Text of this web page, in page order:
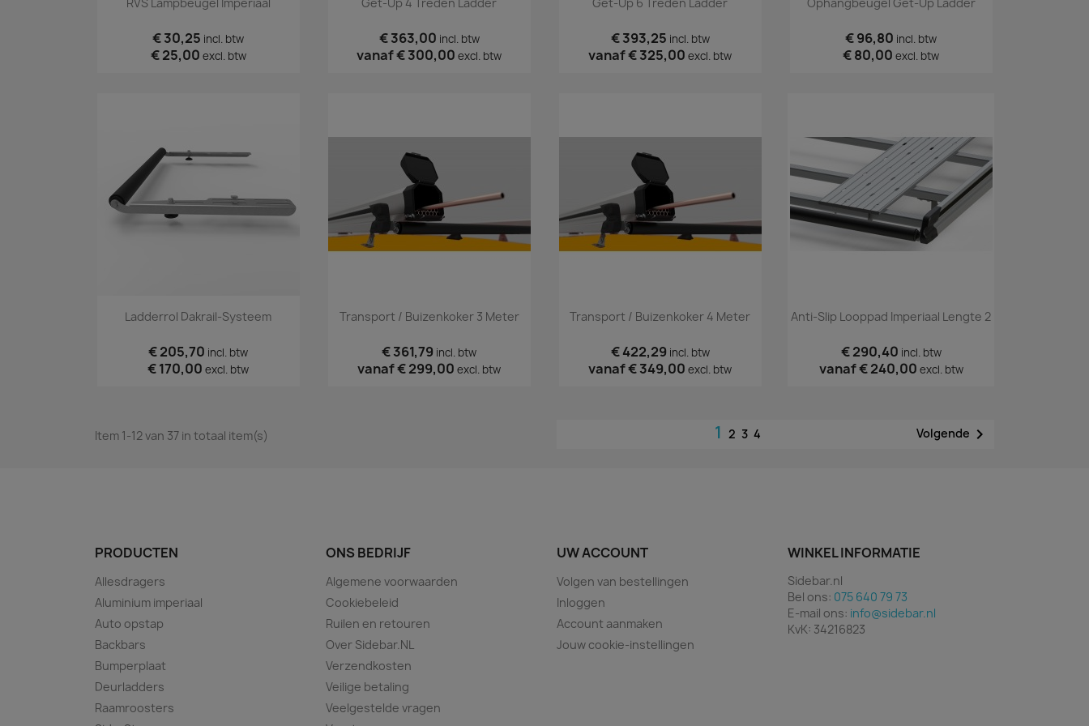
€ 30,25 incl. btw
€ 25,00 excl. btw
€ 363,00 incl. btw
vanaf€ 300,00 excl. btw
€ 393,25 incl. btw
vanaf€ 325,00 excl. btw
€ 96,80 incl. btw
€ 80,00 excl. btw
Snel bekijken
Ladderrol Dakrail-Systeem
€ 205,70 incl. btw
€ 170,00 excl. btw
 Snel bekijken
Transport / Buizenkoker 3 Meter
€ 361,79 incl. btw
vanaf€ 299,00 excl. btw
 Snel bekijken
Transport / Buizenkoker 4 Meter
€ 422,29 incl. btw
vanaf€ 349,00 excl. btw
Snel bekijken
Anti-Slip Looppad Imperiaal Lengte 2
€ 290,40 incl. btw
vanaf€ 240,00 excl. btw
Item 1-12 van 37 in totaal item(s) 12 34 Volgende 
PRODUCTEN
Allesdragers
Aluminium imperiaal
Auto opstap
Backbars
Bumperplaat
Deurladders
Raamroosters
ONS BEDRIJF
Algemene voorwaarden
Cookiebeleid
Ruilen en retouren
Over Sidebar.NL
Verzendkosten
Veilige betaling
Veelgestelde vragen
UW ACCOUNT
Volgen van bestellingen
Inloggen
Account aanmaken
Jouw cookie-instellingen
WINKEL INFORMATIE
Sidebar.nl
Bel ons: 075 640 79 73
E-mail ons: info@sidebar.nl
KvK: 34216823